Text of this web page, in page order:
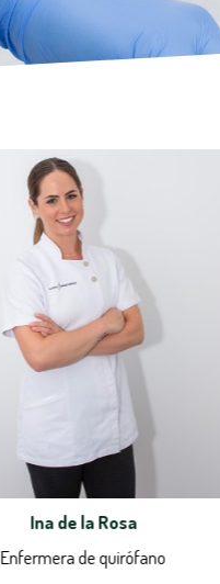
Ina de la Rosa
Enfermera de quirófano